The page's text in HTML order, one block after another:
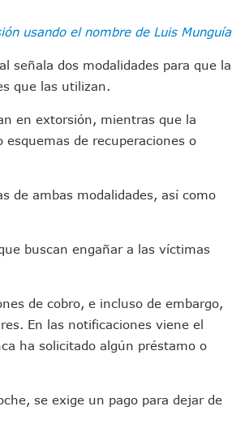
Castro
PAN
De Carlos Manzo
Por Huachicol Fiscal
Del Hospital 42 De Puerto Vallarta
En Puerto Vallarta
Con Seminarios Turísticos
De Dos Jóvenes En El Río Ameca
Puerto Vallarta
Encontrados En El Río
De La Liga Premier FMF
Paseadas De Las Palmas 2026
En Playas De Puerto Vallarta
Vida Con Una Familia
Mil En Seis Meses: Coparmex
usando el nombre de Luis Munguía
señala dos modalidades para que la
que las utilizan.
en extorsión, mientras que la
de recuperaciones o
de ambas modalidades, así como
buscan engañar a las víctimas
de cobro, e incluso de embargo,
En las notificaciones viene el
ha solicitado algún préstamo o
se exige un pago para dejar de